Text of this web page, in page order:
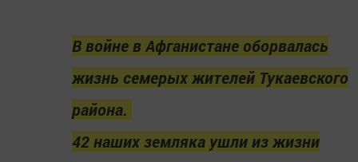
В войне в Афганистане оборвалась
жизнь семерых жителей Тукаевского
района.
42 наших земляка ушли из жизни